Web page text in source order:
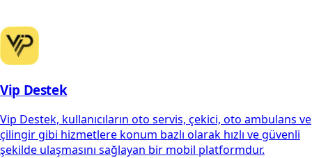
Vip Destek
Vip Destek, kullanıcıların oto servis, çekici, oto ambulans ve
çilingir gibi hizmetlere konum bazlı olarak hızlı ve güvenli
şekilde ulaşmasını sağlayan bir mobil platformdur.